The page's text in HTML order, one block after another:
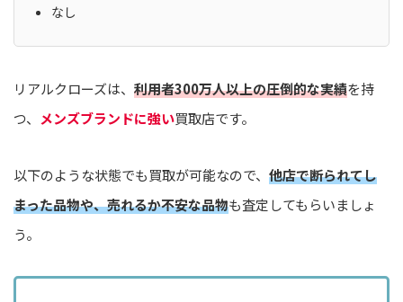
なし
リアルクローズは、 利用者300万人以上の圧倒的な実績を持
つ、 メンズブランドに強い買取店です。
以下のような状態でも買取が可能なので、 他店で断られてし
まった品物や、売れるか不安な品物も査定してもらいましょ
う。